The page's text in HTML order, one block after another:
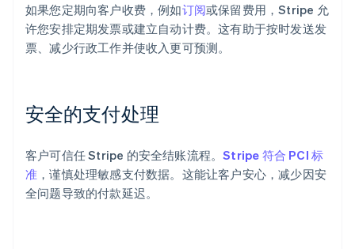
如果您定期向客户收费，例如订阅或保留费用，Stripe 允
许您安排定期发票或建立自动计费。这有助于按时发送发
票、减少行政工作并使收入更可预测。
安全的支付处理
客户可信任 Stripe 的安全结账流程。Stripe 符合 PCI 标
准 ，谨慎处理敏感支付数据。这能让客户安心，减少因安
全问题导致的付款延迟。
爱尔兰
English
爱沙尼亚
English
澳大利亚
English
PortuguêsEnglish
保加利亚
English
比利时